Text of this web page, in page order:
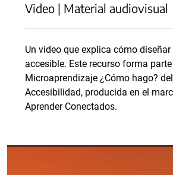
Video | Material audiovisual
Un video que explica cómo
accesible. Este recurso forma
Microaprendizaje ¿Cómo hago?
Accesibilidad, producida en el
Aprender Conectados.